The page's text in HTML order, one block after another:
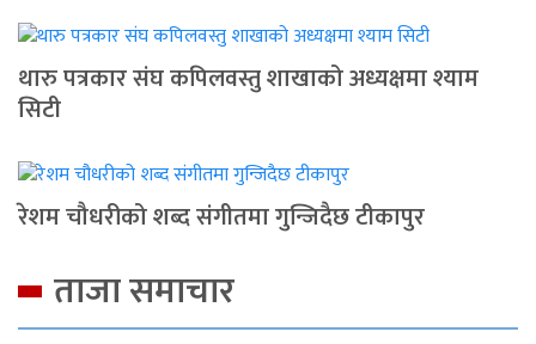
थारु पत्रकार संघ कपिलवस्तु शाखाको अध्यक्षमा श्याम
सिटी
रेशम चौधरीको शब्द संगीतमा गुन्जिदैछ टीकापुर
ताजा समाचार